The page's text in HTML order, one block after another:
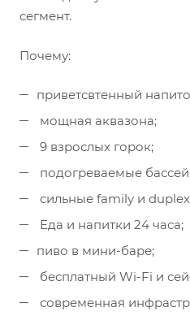
сегмент.
Почему:
приветсвтенный
мощная аквазона;
9 взрослых горок;
подогреваемые
сильные family и
Еда и напитки 24 часа;
пиво в мини-баре;
бесплатный Wi-Fi и
современная